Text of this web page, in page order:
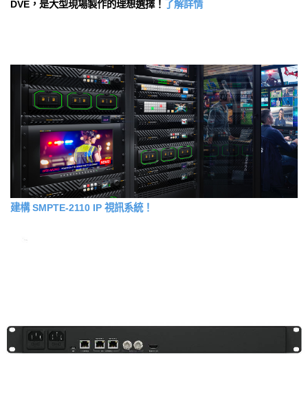
DVE，是大型現場製作的理想選擇！
了解詳情
建構 SMPTE-2110 IP 視訊系統！